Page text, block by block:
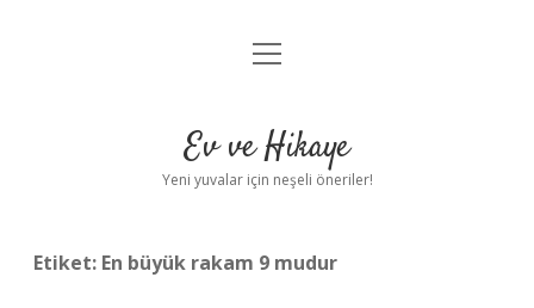
Anasayfa
Yasal Uyarı
menüyü
Ev ve Hikaye
Yeni yuvalar için neşeli öneriler!
Etiket: En büyük rakam 9 mudur